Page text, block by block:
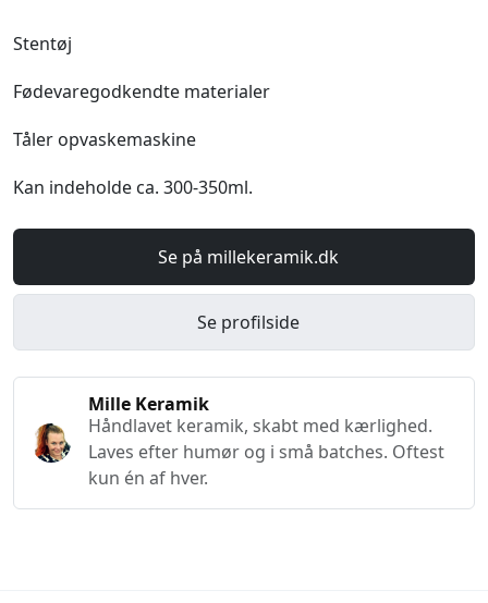
Stentøj
Fødevaregodkendte materialer
Tåler opvaskemaskine
Kan indeholde ca. 300-350ml.
Se på millekeramik.dk
Se profilside
Mille Keramik
Håndlavet keramik, skabt med kærlighed.
Laves efter humør og i små batches. Oftest
kun én af hver.